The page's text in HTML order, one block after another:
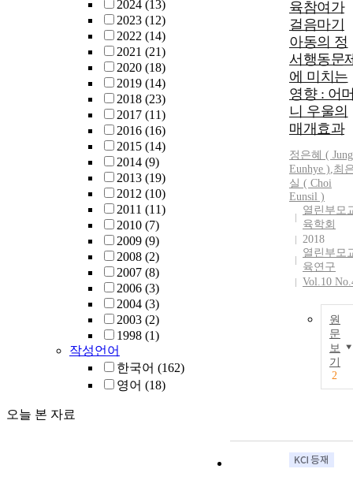
2024 (13)
2023 (12)
2022 (14)
2021 (21)
2020 (18)
2019 (14)
2018 (23)
2017 (11)
2016 (16)
2015 (14)
2014 (9)
2013 (19)
2012 (10)
2011 (11)
2010 (7)
2009 (9)
2008 (2)
2007 (8)
2006 (3)
2004 (3)
2003 (2)
1998 (1)
작성언어
한국어 (162)
영어 (18)
오늘 본 자료
육참여가
걸음마기
아동의 정
서행동문
에 미치는
영향 : 어
니 우울의
매개효과
정은혜 ( Jung
Eunhye ),최
실 ( Choi
Eunsil )
열린부모
육학회
2018
열린부모
육연구
Vol.10
원
문
보
기
2